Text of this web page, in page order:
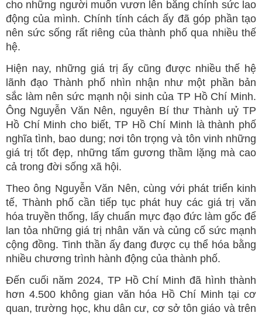
cho những người muốn vươn lên bằng chính sức lao
động của mình. Chính tính cách ấy đã góp phần tạo
nên sức sống rất riêng của thành phố qua nhiều thế
hệ.
Hiện nay, những giá trị ấy cũng được nhiều thế hệ
lãnh đạo Thành phố nhìn nhận như một phần bản
sắc làm nên sức mạnh nội sinh của TP Hồ Chí Minh.
Ông Nguyễn Văn Nên, nguyên Bí thư Thành uỷ TP
Hồ Chí Minh cho biết, TP Hồ Chí Minh là thành phố
nghĩa tình, bao dung; nơi tôn trọng và tôn vinh những
giá trị tốt đẹp, những tấm gương thầm lặng mà cao
cả trong đời sống xã hội.
Theo ông Nguyễn Văn Nên, cùng với phát triển kinh
tế, Thành phố cần tiếp tục phát huy các giá trị văn
hóa truyền thống, lấy chuẩn mực đạo đức làm gốc để
lan tỏa những giá trị nhân văn và củng cố sức mạnh
cộng đồng. Tinh thần ấy đang được cụ thể hóa bằng
nhiều chương trình hành động của thành phố.
Đến cuối năm 2024, TP Hồ Chí Minh đã hình thành
hơn 4.500 không gian văn hóa Hồ Chí Minh tại cơ
quan, trường học, khu dân cư, cơ sở tôn giáo và trên